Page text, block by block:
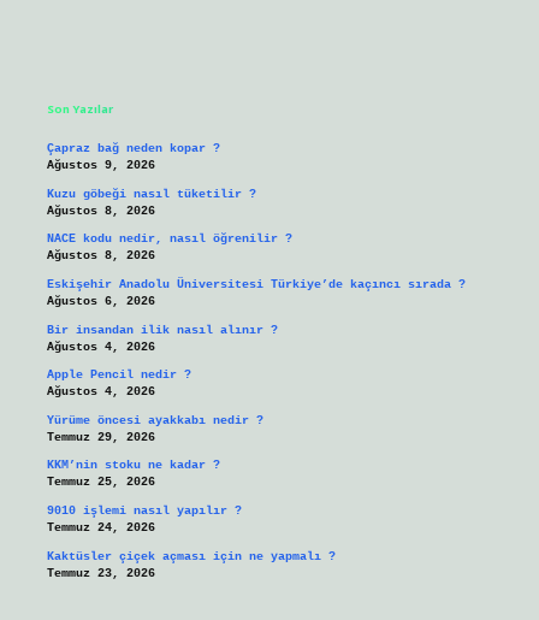
Son Yazılar
Çapraz bağ neden kopar ?
Ağustos 9, 2026
Kuzu göbeği nasıl tüketilir ?
Ağustos 8, 2026
NACE kodu nedir, nasıl öğrenilir ?
Ağustos 8, 2026
Eskişehir Anadolu Üniversitesi Türkiye’de kaçıncı sırada ?
Ağustos 6, 2026
Bir insandan ilik nasıl alınır ?
Ağustos 4, 2026
Apple Pencil nedir ?
Ağustos 4, 2026
Yürüme öncesi ayakkabı nedir ?
Temmuz 29, 2026
KKM’nin stoku ne kadar ?
Temmuz 25, 2026
9010 işlemi nasıl yapılır ?
Temmuz 24, 2026
Kaktüsler çiçek açması için ne yapmalı ?
Temmuz 23, 2026